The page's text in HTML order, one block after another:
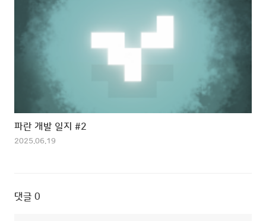
파란 개발 일지 #2
2025.06.19
댓글 0